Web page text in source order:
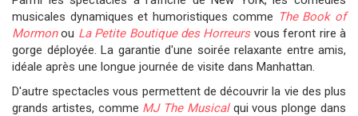
musicales dynamiques et humoristiques comme The Book of
Mormonou La Petite Boutique des Horreursvous feront rire à
gorge déployée. La garantie d'une soirée relaxante entre amis,
idéale après une longue journée de visite dans Manhattan.
D'autre spectacles vous permettent de découvrir la vie des plus
grands artistes, comme MJ The Musicalqui vous plonge dans